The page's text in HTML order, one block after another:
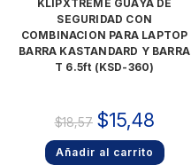
KLIPXTREME GUAYA DE
SEGURIDAD CON
COMBINACION PARA LAPTOP
BARRA KASTANDARD Y BARRA
T 6.5ft (KSD-360)
$18,57 $15,48
Añadir al carrito